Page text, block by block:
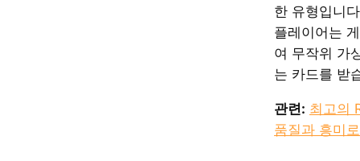
한 유형입니
플레이어는
여 무작위 가
는 카드를 받
관련: 최고의
품질과 흥미